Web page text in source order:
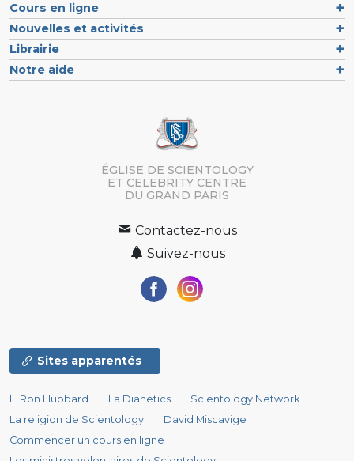
Cours en ligne
Nouvelles et activités
Librairie
Notre aide
ÉGLISE DE SCIENTOLOGY
ET CELEBRITY CENTRE
DU GRAND PARIS
Contactez-nous
Suivez-nous
Sites apparentés
L. Ron Hubbard La Dianetics
Scientology Network
La religion de Scientology
David Miscavige
Commencer un cours en ligne